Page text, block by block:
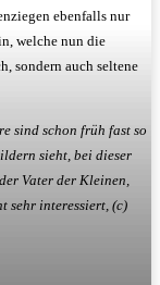
ebenfalls nur
welche nun die
sondern auch seltene
sind schon früh fast so
sieht, bei dieser
Vater der Kleinen,
sehr interessiert, (c)